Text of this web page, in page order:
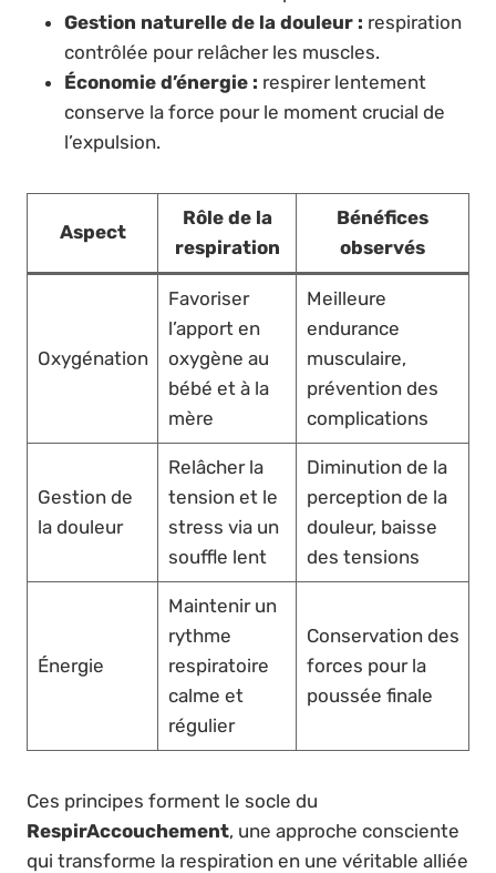
Gestion naturelle de la douleur : respiration
contrôlée pour relâcher les muscles.
Économie d’énergie : respirer lentement
conserve la force pour le moment crucial de
l’expulsion.
Aspect
Rôle de la
respiration
Bénéfices
observés
Oxygénation
Favoriser
l’apport en
oxygène au
bébé et à la
mère
Meilleure
endurance
musculaire,
prévention des
complications
Gestion de
la douleur
Relâcher la
tension et le
stress via un
souffle lent
Diminution de la
perception de la
douleur, baisse
des tensions
Énergie
Maintenir un
rythme
respiratoire
calme et
régulier
Conservation des
forces pour la
poussée finale
Ces principes forment le socle du
RespirAccouchement, une approche consciente
qui transforme la respiration en une véritable alliée